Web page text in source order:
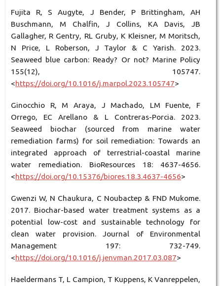
Fujita R, S Augyte, J Bender, P Brittingham, AH
Buschmann, M Chalfin, J Collins, KA Davis, JB
Gallagher, R Gentry, RL Gruby, K Kleisner, M Moritsch,
N Price, L Roberson, J Taylor & C Yarish. 2023.
Seaweed blue carbon: Ready? Or not? Marine Policy
155(12), 105747.
<https://doi.org/10.1016/j.marpol.2023.105747>
Ginocchio R, M Araya, J Machado, LM Fuente, F
Orrego, EC Arellano & L Contreras-Porcia. 2023.
Seaweed biochar (sourced from marine water
remediation farms) for soil remediation: Towards an
integrated approach of terrestrial-coastal marine
water remediation. BioResources 18: 4637-4656.
<https://doi.org/10.15376/biores.18.3.4637-4656>
Gwenzi W, N Chaukura, C Noubactep & FND Mukome.
2017. Biochar-based water treatment systems as a
potential low-cost and sustainable technology for
clean water provision. Journal of Environmental
Management 197: 732-749.
<https://doi.org/10.1016/j.jenvman.2017.03.087>
Haeldermans T, L Campion, T Kuppens, K Vanreppelen,